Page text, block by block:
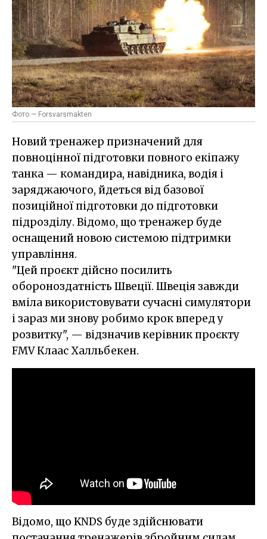
Фото — Forsvarsmakten
Новий тренажер призначений для
повноцінної підготовки повного екіпажу
танка — командира, навідника, водія і
заряджаючого, йдеться від базової
позиційної підготовки до підготовки
підрозділу. Відомо, що тренажер буде
оснащений новою системою підтримки
управління.
"Цей проєкт дійсно посилить
обороноздатність Швеції. Швеція завжди
вміла використовувати сучасні симулятори
і зараз ми знову робимо крок вперед у
розвитку", — відзначив керівник проєкту
FMV Клаас Халльбекен.
Відомо, що KNDS буде здійснювати